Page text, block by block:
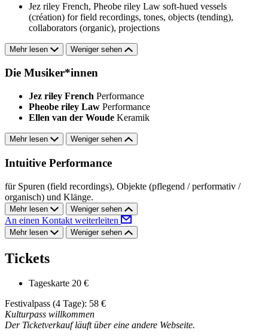
Jez riley French, Pheobe riley Law soft-hued vessels
(création) for field recordings, tones, objects (tending),
collaborators (organic), projections
Mehr lesen Weniger sehen
Die Musiker*innen
Jez riley French Performance
Pheobe riley Law Performance
Ellen van der Woude Keramik
Mehr lesen Weniger sehen
Intuitive Performance
für Spuren (field recordings), Objekte (pflegend / performativ /
organisch) und Klänge.
Mehr lesen Weniger sehen
An einen Kontakt weiterleiten
Mehr lesen Weniger sehen
Tickets
Tageskarte 20 €
Festivalpass (4 Tage): 58 €
Kulturpass willkommen
Der Ticketverkauf läuft über eine andere Webseite.